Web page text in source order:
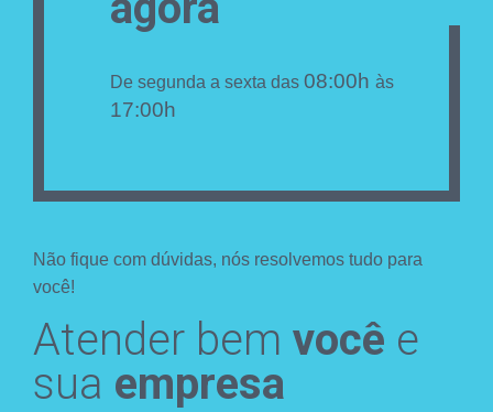
De segunda a sexta das 08:00h às
17:00h
Não fique com dúvidas, nós resolvemos tudo para
você!
Atender bem você e
sua empresa